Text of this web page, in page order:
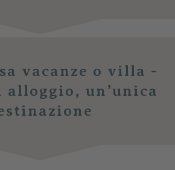
vacanze o villa -
un’unica